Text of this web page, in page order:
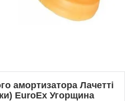
амортизатора Лачетті
EuroEx Угорщина